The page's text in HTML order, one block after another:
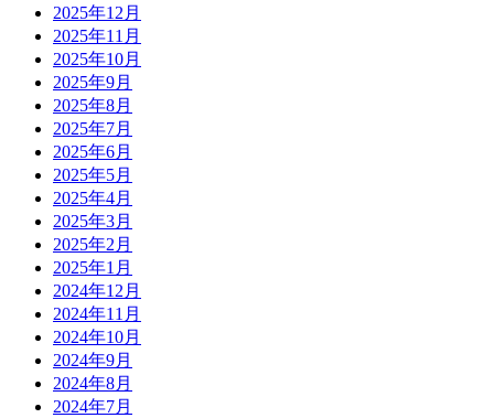
2025年12月
2025年11月
2025年10月
2025年9月
2025年8月
2025年7月
2025年6月
2025年5月
2025年4月
2025年3月
2025年2月
2025年1月
2024年12月
2024年11月
2024年10月
2024年9月
2024年8月
2024年7月